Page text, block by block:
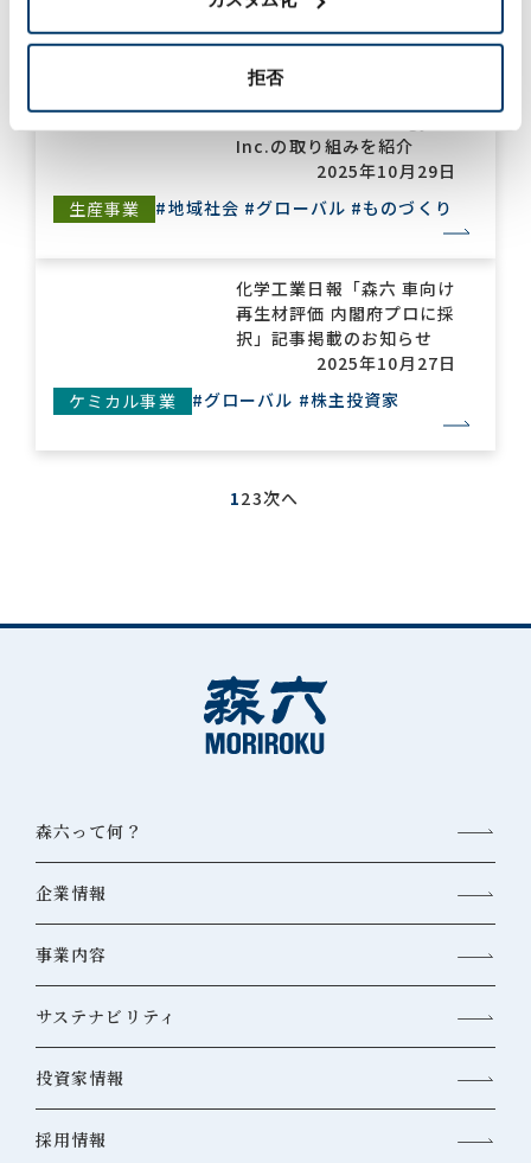
拒否
「Save on Energy」プロ
グラムを活用した設備更新
Inc.の取り組みを紹介
2025年10月29日
生産事業
#地域社会 #グローバル #ものづくり
化学工業日報「森六 車向け
再生材評価 内閣府プロに採
択」記事掲載のお知らせ
2025年10月27日
ケミカル事業
#グローバル #株主投資家
123次へ
森六って何？
企業情報
事業内容
サステナビリティ
投資家情報
採用情報